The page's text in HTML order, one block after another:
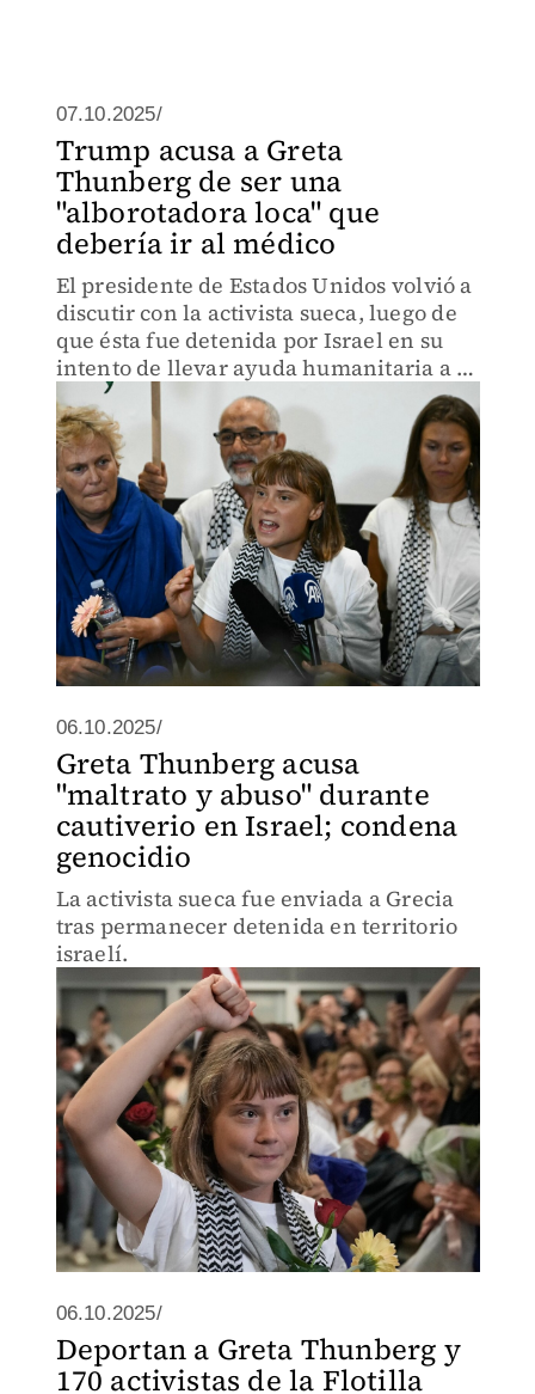
07.10.2025/
Trump acusa a Greta
Thunberg de ser una
"alborotadora loca" que
debería ir al médico
El presidente de Estados Unidos volvió a
discutir con la activista sueca, luego de
que ésta fue detenida por Israel en su
intento de llevar ayuda humanitaria a la
Franja de Gaza.
06.10.2025/
Greta Thunberg acusa
"maltrato y abuso" durante
cautiverio en Israel; condena
genocidio
La activista sueca fue enviada a Grecia
tras permanecer detenida en territorio
israelí.
06.10.2025/
Deportan a Greta Thunberg y
170 activistas de la Flotilla